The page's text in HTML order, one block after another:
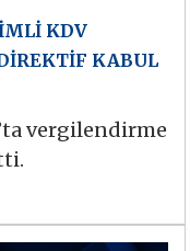
KDV
KABUL
vergilendirme